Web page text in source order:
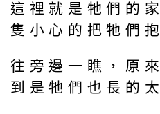
這裡就是牠們的
隻小心的把牠們
往旁邊一瞧，原
到是牠們也長的